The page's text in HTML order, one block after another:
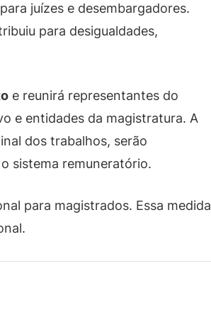
juízes e desembargadores.
para desigualdades,
e reunirá representantes do
e entidades da magistratura. A
dos trabalhos, serão
sistema remuneratório.
para magistrados. Essa medida